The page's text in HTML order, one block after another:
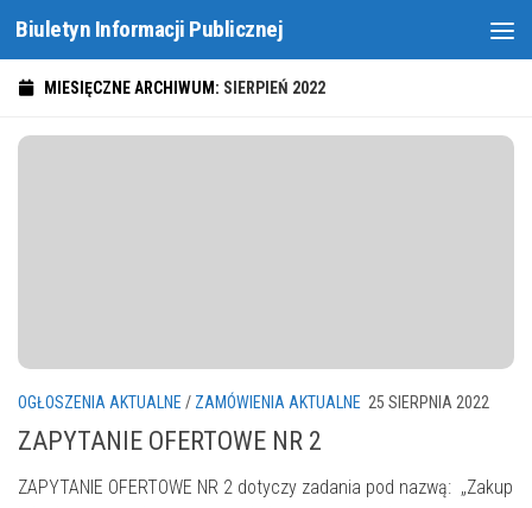
Skip to content
Biuletyn Informacji Publicznej
MIESIĘCZNE ARCHIWUM: SIERPIEŃ 2022
OGŁOSZENIA AKTUALNE / ZAMÓWIENIA AKTUALNE 25 SIERPNIA 2022
ZAPYTANIE OFERTOWE NR 2
ZAPYTANIE OFERTOWE NR 2 dotyczy zadania pod nazwą: „Zakup